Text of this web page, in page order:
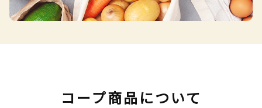
コープ商品について